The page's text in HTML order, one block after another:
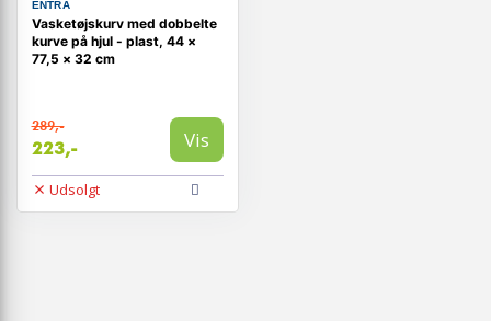
ENTRA
Vasketøjskurv med dobbelte
kurve på hjul - plast, 44 ×
77,5 × 32 cm
289,-
223,- Vis
Udsolgt